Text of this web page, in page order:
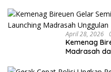
April 28, 2026
Kemenag
Madrasah